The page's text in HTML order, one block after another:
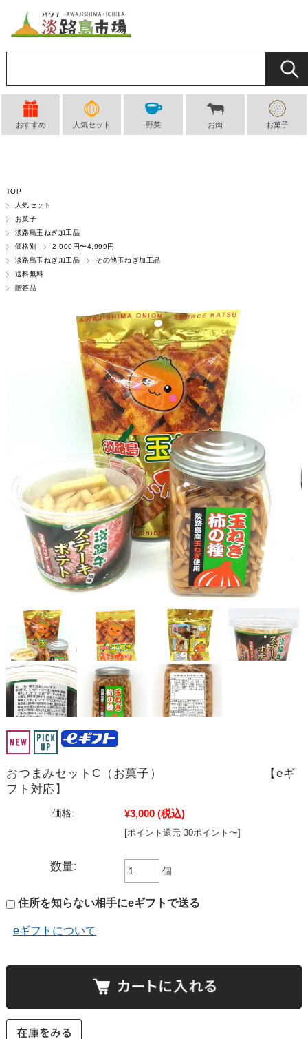
おすすめ 人気セット 野菜 お肉 お菓子
TOP
人気セット
お菓子
淡路島玉ねぎ加工品
価格別
2,000円〜4,999円
淡路島玉ねぎ加工品
その他玉ねぎ加工品
送料無料
贈答品
おつまみセットC（お菓子） 【eギ
フト対応】
価格: ¥3,000 (税込)
[ポイント還元 30ポイント〜]
数量: 個
住所を知らない相手にeギフトで送る
eギフトについて